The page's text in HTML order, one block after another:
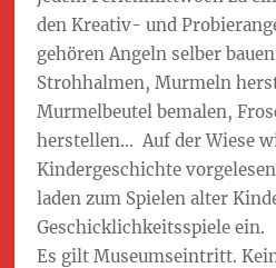
den Kreativ- und
gehören Angeln selber
Strohhalmen, Murmeln
Murmelbeutel bemalen,
herstellen… Auf der Wiese
Kindergeschichte
laden zum Spielen alter
Geschicklichkeitsspiele ein.
Es gilt Museumseintritt.